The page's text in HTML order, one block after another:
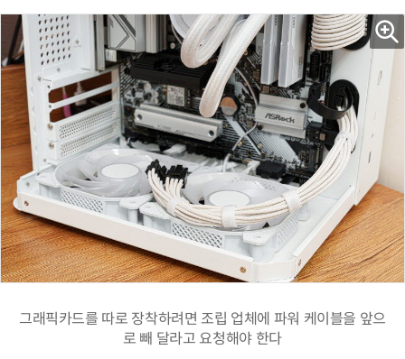
그래픽카드를 따로 장착하려면 조립 업체에 파워 케이블을 앞으
로 빼 달라고 요청해야 한다